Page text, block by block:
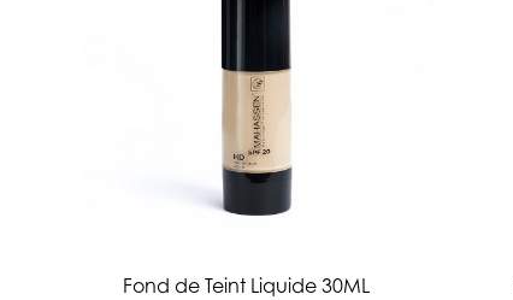
Fond de Teint Liquide 30ML